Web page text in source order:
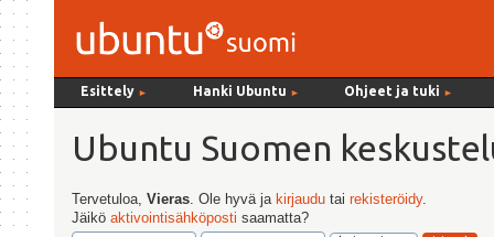
Esittely ► Hanki Ubuntu ► Ohjeet ja tuki ►
Ubuntu Suomen
Tervetuloa,Vieras . Ole hyvä ja kirjaudu tairekisteröidy.
Jäiköaktivointisähköposti saamatta?